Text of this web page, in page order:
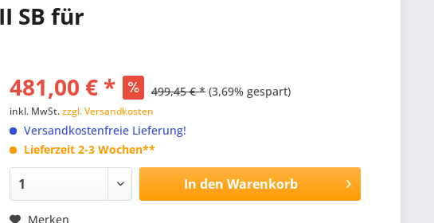
SB für
481,00 € *
499,45 € * (3,69% gespart)
inkl. MwSt.zzgl. Versandkosten
Versandkostenfreie Lieferung!
Lieferzeit 2-3 Wochen**
In den Warenkorb
Merken